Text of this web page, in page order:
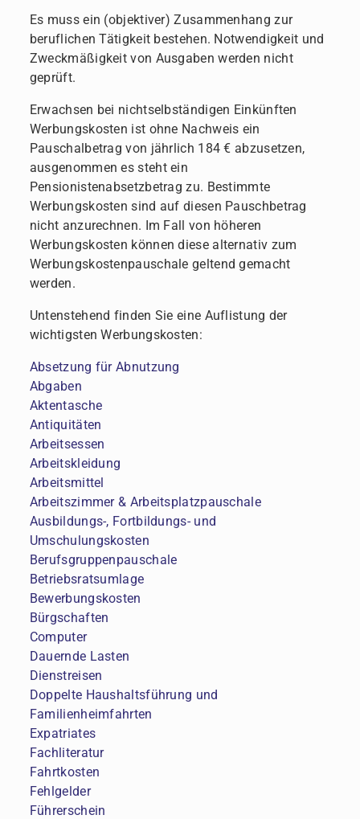
Es muss ein (objektiver) Zusammenhang zur
beruflichen Tätigkeit bestehen. Notwendigkeit und
Zweckmäßigkeit von Ausgaben werden nicht
geprüft.
Erwachsen bei nichtselbständigen Einkünften
Werbungskosten ist ohne Nachweis ein
Pauschalbetrag von jährlich 184 € abzusetzen,
ausgenommen es steht ein
Pensionistenabsetzbetrag zu. Bestimmte
Werbungskosten sind auf diesen Pauschbetrag
nicht anzurechnen. Im Fall von höheren
Werbungskosten können diese alternativ zum
Werbungskostenpauschale geltend gemacht
werden.
Untenstehend finden Sie eine Auflistung der
wichtigsten Werbungskosten:
Absetzung für Abnutzung
Abgaben
Aktentasche
Antiquitäten
Arbeitsessen
Arbeitskleidung
Arbeitsmittel
Arbeitszimmer & Arbeitsplatzpauschale
Ausbildungs-, Fortbildungs- und
Umschulungskosten
Berufsgruppenpauschale
Betriebsratsumlage
Bewerbungskosten
Bürgschaften
Computer
Dauernde Lasten
Dienstreisen
Doppelte Haushaltsführung und
Familienheimfahrten
Expatriates
Fachliteratur
Fahrtkosten
Fehlgelder
Führerschein